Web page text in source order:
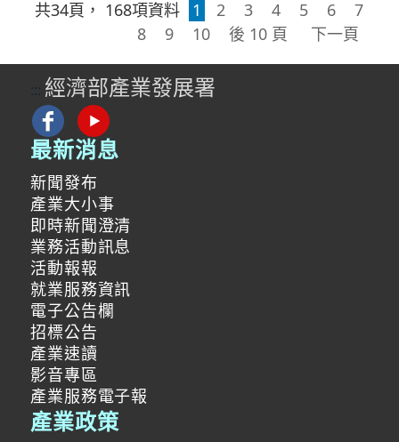
共34頁， 168項資料 1 2 3 4 5 6
7
8
9 10 後 10 頁 下一頁
::: 經濟部產業發展署
最新消息
新聞發布
產業大小事
即時新聞澄清
業務活動訊息
活動報報
就業服務資訊
電子公告欄
招標公告
產業速讀
影音專區
產業服務電子報
產業政策